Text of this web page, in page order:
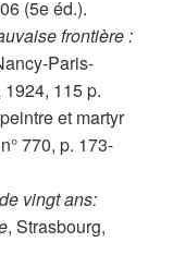
(5e éd.).
frontière :
Paris-
115 p.
et martyr
770, p. 173-
vingt ans:
, Strasbourg,